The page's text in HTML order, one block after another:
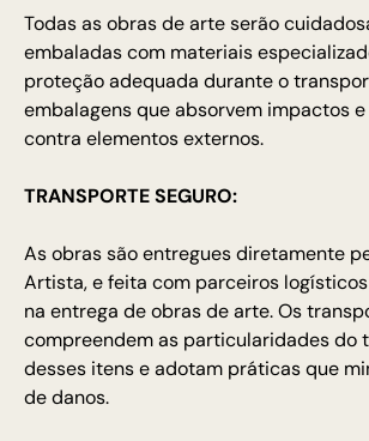
Todas as obras de arte serão
embaladas com materiais
proteção adequada durante o
embalagens que absorvem impactos
contra elementos externos.
TRANSPORTE SEGURO:
As obras são entregues diretamente
Artista, e feita com parceiros
na entrega de obras de arte. Os
compreendem as particularidades do
desses itens e adotam práticas que
de danos.